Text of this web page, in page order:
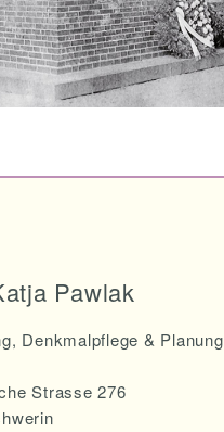
Pawlak
Denkmalpflege & Planung
Strasse 276